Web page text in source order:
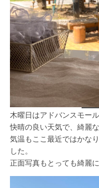
木曜日はアドバンスモー
快晴の良い天気で、綺麗
気温もここ最近ではかな
した。
正面写真もとっても綺麗